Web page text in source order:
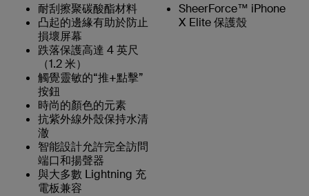
耐刮擦聚碳酸酯材料
凸起的邊緣有助於防止
損壞屏幕
跌落保護高達 4 英尺
（1.2 米）
觸覺靈敏的“推+點擊”
按鈕
時尚的顏色的元素
抗紫外線外殼保持水清
澈
智能設計允許完全訪問
端口和揚聲器
與大多數 Lightning 充
電板兼容
SheerForce™ iPhone
X Elite 保護殼